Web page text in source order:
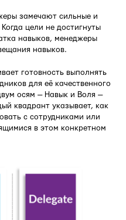
замечают сильные и
цели не достигнуты
навыков, менеджеры
навыков.
готовность выполнять
для её качественного
осям — Навык и Воля —
квадрант указывает, как
с сотрудниками или
в этом конкретном